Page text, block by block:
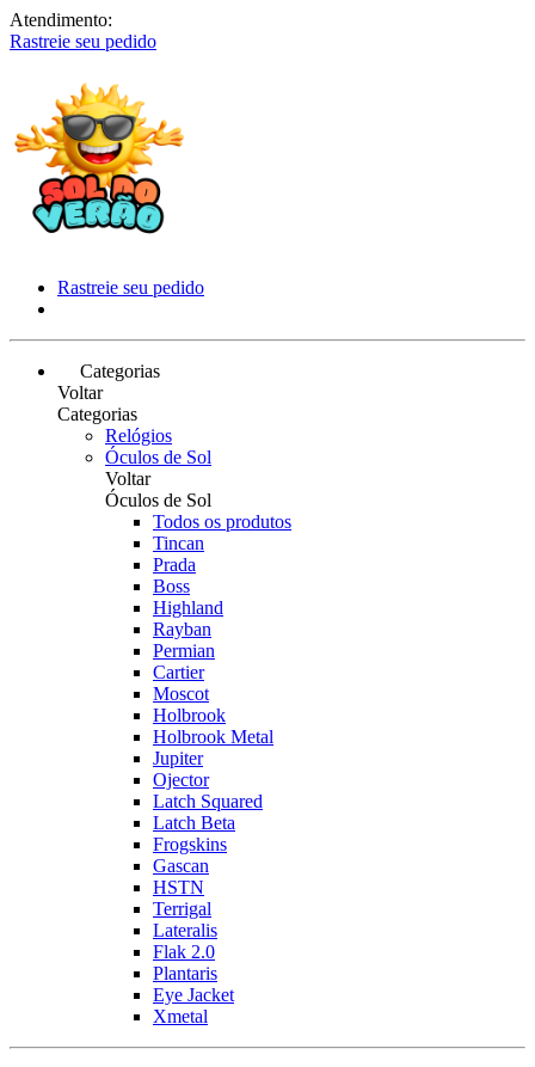
Atendimento:
Rastreie seu pedido
Rastreie seu pedido
Categorias
Voltar
Categorias
Relógios
Óculos de Sol
Voltar
Óculos de Sol
Todos os produtos
Tincan
Prada
Boss
Highland
Rayban
Permian
Cartier
Moscot
Holbrook
Holbrook Metal
Jupiter
Ojector
Latch Squared
Latch Beta
Frogskins
Gascan
HSTN
Terrigal
Lateralis
Flak 2.0
Plantaris
Eye Jacket
Xmetal